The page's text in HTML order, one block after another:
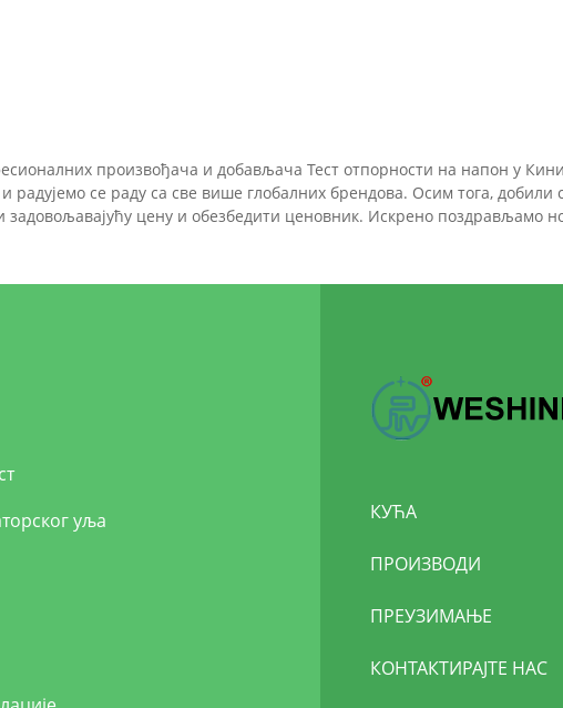
произвођача и добављача Тест отпорности на напон у
се раду са све више глобалних брендова. Осим тога,
цену и обезбедити ценовник. Искрено поздрављамо
уља
КУЋА
ПРОИЗВОДИ
ПРЕУЗИМАЊЕ
КОНТАКТИРАЈТЕ НАС